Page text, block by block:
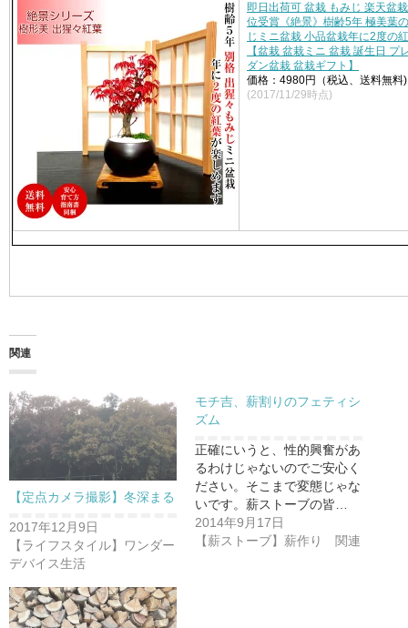
即日出荷可 盆栽 もみじ 楽天盆
位受賞《絶景》樹齢5年 極美葉
じミニ盆栽 小品盆栽年に2度の
【盆栽 盆栽ミニ 盆栽 誕生日 プ
ダン盆栽 盆栽ギフト】
価格：4980円（税込、送料無料)
(2017/11/29時点)
関連
【定点カメラ撮影】冬深まる
2017年12月9日
【ライフスタイル】ワンダー
デバイス生活
モチ吉、薪割りのフェティシ
ズム
正確にいうと、性的興奮があ
るわけじゃないのでご安心く
ださい。そこまで変態じゃな
いです。薪ストーブの皆…
2014年9月17日
【薪ストーブ】薪作り 関連